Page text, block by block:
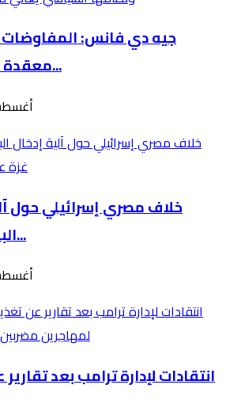
جيه دي فانس: المفاوضات
معقدة ونظامها...
أغسطس 6,
خلاف مصري إسرائيلي حول
البضائع إلى...
أغسطس 4,
انتقادات لإدارة ترامب بعد